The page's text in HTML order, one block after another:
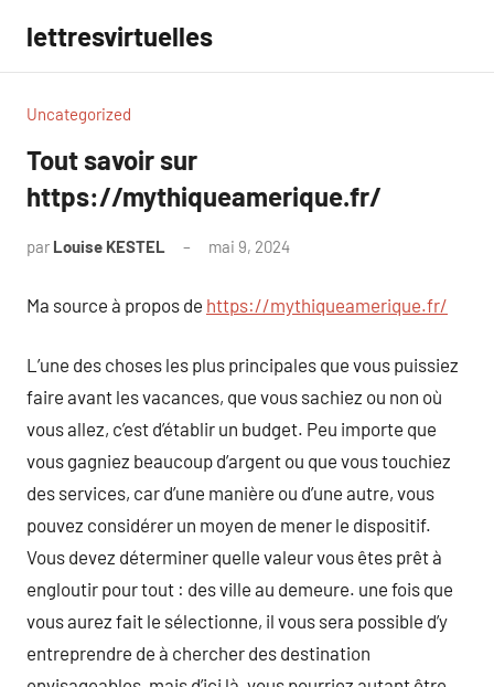
contenu
lettresvirtuelles
Uncategorized
Tout savoir sur
https://mythiqueamerique.fr/
par Louise KESTEL mai 9, 2024
Ma source à propos de https://mythiqueamerique.fr/
L’une des choses les plus principales que vous puissiez
faire avant les vacances, que vous sachiez ou non où
vous allez, c’est d’établir un budget. Peu importe que
vous gagniez beaucoup d’argent ou que vous touchiez
des services, car d’une manière ou d’une autre, vous
pouvez considérer un moyen de mener le dispositif.
Vous devez déterminer quelle valeur vous êtes prêt à
engloutir pour tout : des ville au demeure. une fois que
vous aurez fait le sélectionne, il vous sera possible d’y
entreprendre de à chercher des destination